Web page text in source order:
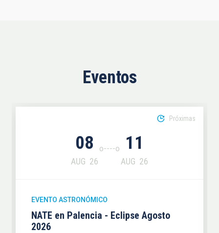
Eventos
08
AUG 26
11
AUG 26
Próximas
EVENTO ASTRONÓMICO
NATE en Palencia - Eclipse Agosto
2026